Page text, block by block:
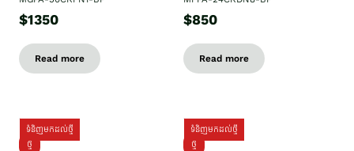
$1350
Read more
$850
Read more
ទំនិញមកដល់ថ្មី
ថ្មី
ទំនិញមកដល់ថ្មី
ថ្មី